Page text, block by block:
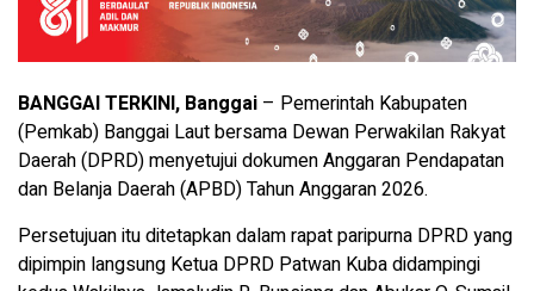
BANGGAI TERKINI, Banggai – Pemerintah Kabupaten
(Pemkab) Banggai Laut bersama Dewan Perwakilan Rakyat
Daerah (DPRD) menyetujui dokumen Anggaran Pendapatan
dan Belanja Daerah (APBD) Tahun Anggaran 2026.
Persetujuan itu ditetapkan dalam rapat paripurna DPRD yang
dipimpin langsung Ketua DPRD Patwan Kuba didampingi